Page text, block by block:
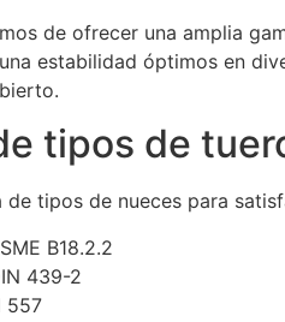
de ofrecer una amplia
estabilidad óptimos en
tipos de
de tipos de nueces para
B18.2.2
439-2
557